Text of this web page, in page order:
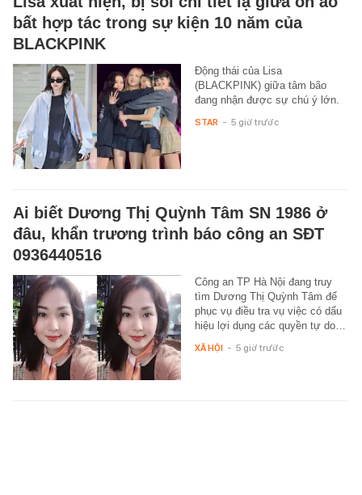
bất hợp tác trong sự kiện 10 năm của
BLACKPINK
Động thái của Lisa
(BLACKPINK) giữa tâm bão
đang nhận được sự chú ý lớn.
STAR - 5 giờ trước
Ai biết Dương Thị Quỳnh Tâm SN 1986 ở
đâu, khẩn trương trình báo công an SĐT
0936440516
Công an TP Hà Nội đang truy
tìm Dương Thị Quỳnh Tâm để
phục vụ điều tra vụ việc có dấu
hiệu lợi dụng các quyền tự do…
XÃ HỘI - 5 giờ trước